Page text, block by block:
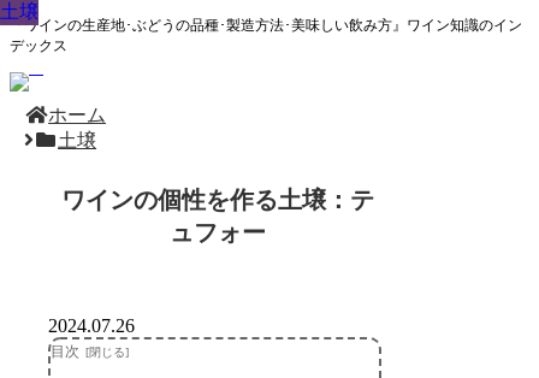
『ワインの生産地･ぶどうの品種･製造方法･美味しい飲み方』ワイン知識のイン
デックス
ホーム
土壌
ワインの個性を作る土壌：テ
ュフォー
土壌
2024.07.26
目次
土壌
土壌
土壌
土壌
土壌
土壌
土壌
土壌